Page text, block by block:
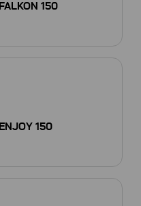
FALKON 150
ENJOY 150